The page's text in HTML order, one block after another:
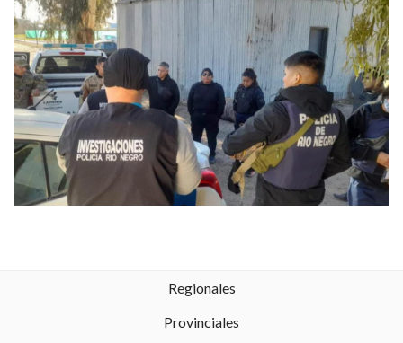
Regionales
Provinciales